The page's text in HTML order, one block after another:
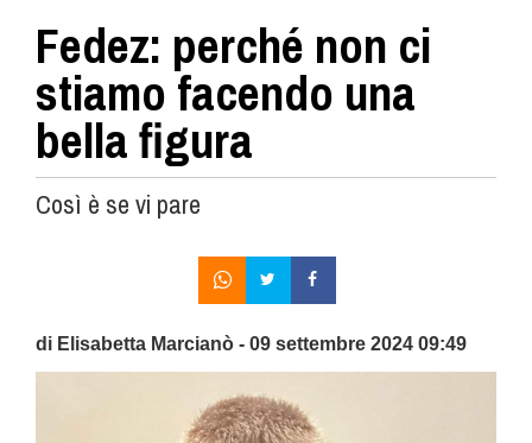
Fedez: perché non ci
stiamo facendo una
bella figura
Così è se vi pare
di Elisabetta Marcianò - 09 settembre 2024 09:49